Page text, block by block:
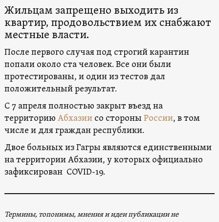
Жильцам запрещено выходить из
квартир, продовольствием их снабжают
местные власти.
После первого случая под строгий карантин
попали около ста человек. Все они были
протестированы, и один из тестов дал
положительный результат.
С 7 апреля полностью закрыт въезд на
территорию Абхазиисо стороны России, в том
числе и для граждан республики.
Двое больных из Гагры являются единственными
на территории Абхазии, у которых официально
зафиксирован COVID-19.
Термины, топонимы, мнения и идеи публикации не